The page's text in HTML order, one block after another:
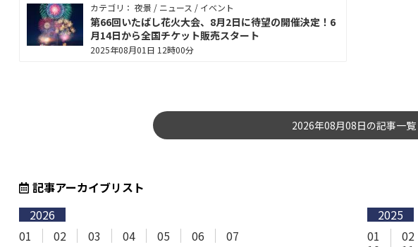
カテゴリ： 夜景 / ニュース / イベント
第66回いたばし花火大会、8月2日に待望の開催決定！6
月14日から全国チケット販売スタート
2025年08月01日 12時00分
2026年08月08日の記事一覧
記事アーカイブリスト
2026
01
02 03 04 05 06 07
2025
01
02